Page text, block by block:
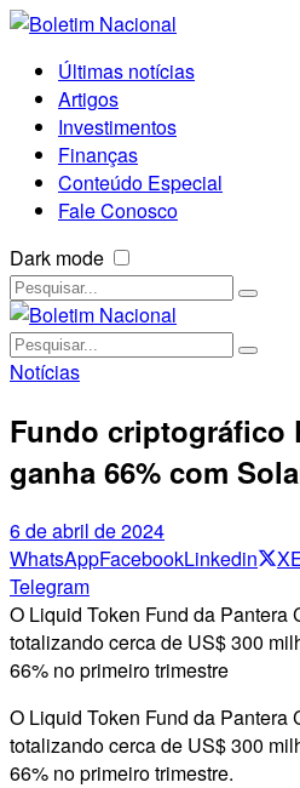
Últimas notícias
Artigos
Investimentos
Finanças
Conteúdo Especial
Fale Conosco
Dark mode
Notícias
Fundo criptográfico
ganha 66% com
6 de abril de 2024
WhatsAppFacebookLinkedin X
Telegram
O Liquid Token Fund da Pantera
totalizando cerca de US$ 300
66% no primeiro trimestre
O Liquid Token Fund da Pantera
totalizando cerca de US$ 300
66% no primeiro trimestre.